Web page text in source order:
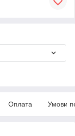
Оплата Умови